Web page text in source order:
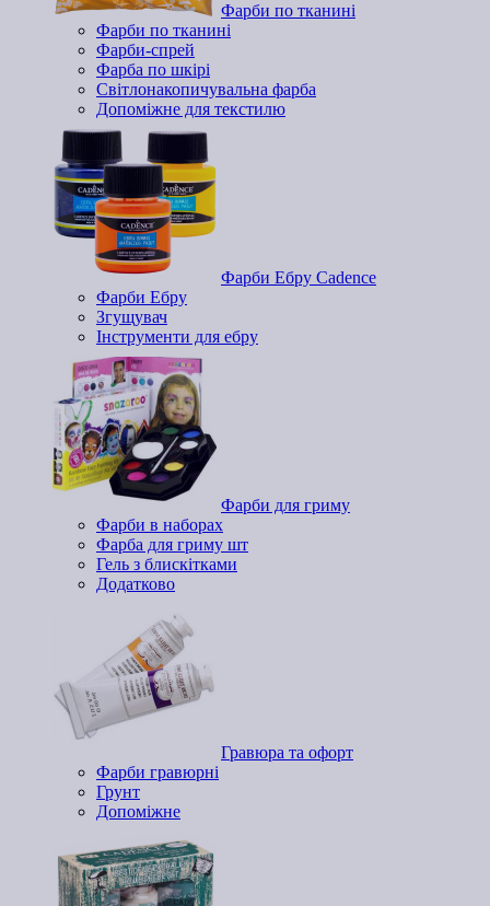
Фарби по тканині
Фарби по тканині
Фарби-спрей
Фарба по шкірі
Світлонакопичувальна фарба
Допоміжне для текстилю
Фарби Ебру Cadence
Фарби Ебру
Згущувач
Інструменти для ебру
Фарби для гриму
Фарби в наборах
Фарба для гриму шт
Гель з блискітками
Додатково
Гравюра та офорт
Фарби гравюрні
Грунт
Допоміжне